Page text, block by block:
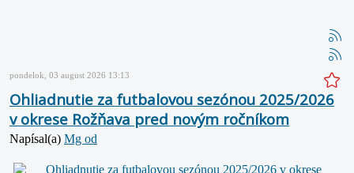
pondelok, 03 august 2026 13:13
Ohliadnutie za futbalovou sezónou 2025/2026
v okrese Rožňava pred novým ročníkom
Napísal(a) Mg od